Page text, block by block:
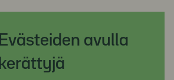
Evästeiden avulla
kerättyjä